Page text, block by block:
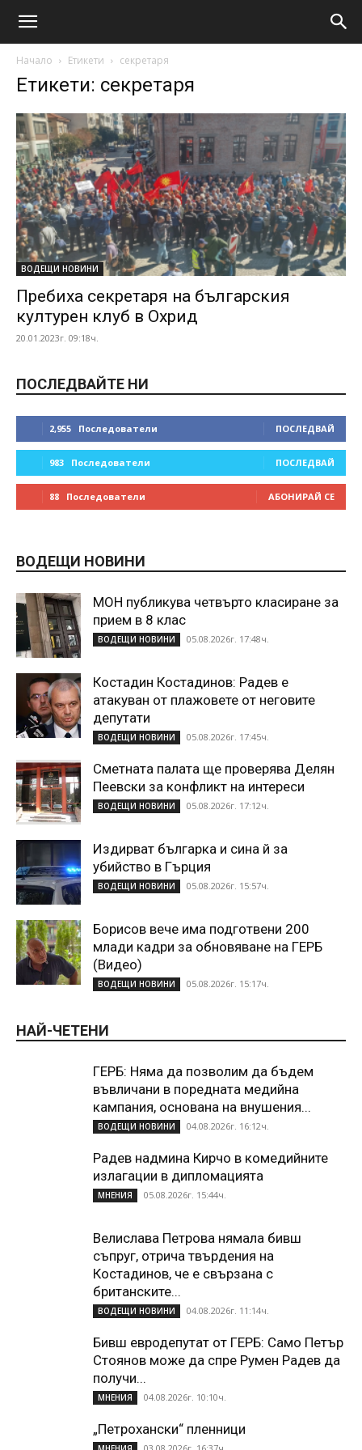
Начало Етикети секретаря
Етикети: секретаря
ВОДЕЩИ НОВИНИ
Пребиха секретаря на българския
културен клуб в Охрид
20.01.2023г. 09:18ч.
ПОСЛЕДВАЙТЕ НИ
2,955 Последователи ПОСЛЕДВАЙ
983 Последователи ПОСЛЕДВАЙ
88 Последователи АБОНИРАЙ СЕ
ВОДЕЩИ НОВИНИ
МОН публикува четвърто класиране за
прием в 8 клас
ВОДЕЩИ НОВИНИ 05.08.2026г. 17:48ч.
Костадин Костадинов: Радев е
атакуван от плажoвете от неговите
депутати
ВОДЕЩИ НОВИНИ 05.08.2026г. 17:45ч.
Сметната палата ще проверява Делян
Пеевски за конфликт на интереси
ВОДЕЩИ НОВИНИ 05.08.2026г. 17:12ч.
Издирват българка и сина й за
убийство в Гърция
ВОДЕЩИ НОВИНИ 05.08.2026г. 15:57ч.
Борисов вече има подготвени 200
млади кадри за обновяване на ГЕРБ
(Видео)
ВОДЕЩИ НОВИНИ 05.08.2026г. 15:17ч.
НАЙ-ЧЕТЕНИ
ГЕРБ: Няма да позволим да бъдем
въвличани в поредната медийна
кампания, основана на внушения...
ВОДЕЩИ НОВИНИ 04.08.2026г. 16:12ч.
Радев надмина Кирчо в комедийните
излагации в дипломацията
МНЕНИЯ 05.08.2026г. 15:44ч.
Велислава Петрова нямала бивш
съпруг, отрича твърдения на
Костадинов, че е свързана с
британските...
ВОДЕЩИ НОВИНИ 04.08.2026г. 11:14ч.
Бивш евродепутат от ГЕРБ: Само Петър
Стоянов може да спре Румен Радев да
получи...
МНЕНИЯ 04.08.2026г. 10:10ч.
„Петрохански“ пленници